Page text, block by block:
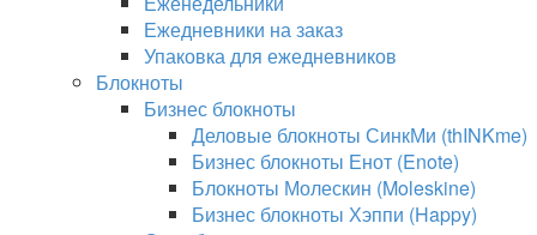
Ежедневники на заказ
Упаковка для ежедневников
Блокноты
Бизнес блокноты
Деловые блокноты СинкМи (thINKme)
Бизнес блокноты Енот (Enote)
Блокноты Молескин (Moleskine)
Бизнес блокноты Хэппи (Happy)